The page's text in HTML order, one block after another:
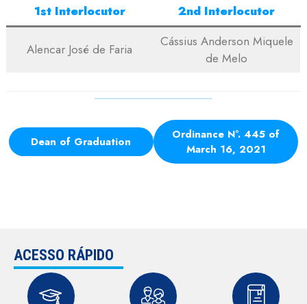
1st Interlocutor 2nd Interlocutor
Alencar José de Faria
Cássius Anderson Miquele
de Melo
Dean of Graduation
Ordinance N°. 445 of
March 16, 2021
ACESSO RÁPIDO